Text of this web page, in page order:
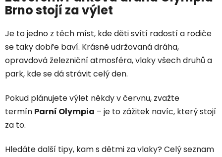
Brno stojí za výlet
Je to jedno z těch míst, kde děti svítí radostí a rodiče
se taky dobře baví. Krásně udržovaná dráha,
opravdová železniční atmosféra, vlaky všech druhů a
park, kde se dá strávit celý den.
Pokud plánujete výlet někdy v červnu, zvažte
termín Parní Olympia – je to zážitek navíc, který stojí
za to.
Hledáte další tipy, kam s dětmi za vlaky? Celý seznam